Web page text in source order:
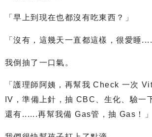
「早上到現在也都沒有吃東西？」
「沒有，這幾天一直都這樣，很愛睡
我倒抽了一口氣。
「護理師阿姨，再幫我 Check 一次
IV，準備上針，抽 CBC、生化、驗一
還有......再幫我備 Gas管，抽 Gas！」